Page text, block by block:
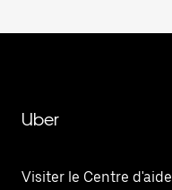
Uber
Visiter le Centre d'aide